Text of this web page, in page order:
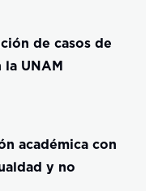
de casos de
UNAM
académica con
y no